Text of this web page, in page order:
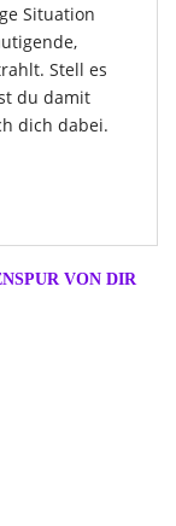
Situation
Stell es
du damit
dich dabei.
VON DIR